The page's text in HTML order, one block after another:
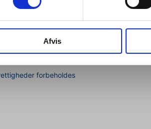
Afvis
ADL hjælpemidler
forbeholdes